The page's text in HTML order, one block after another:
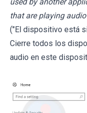
used by another
that are playing
("El dispositivo está
Cierre todos los
audio en este